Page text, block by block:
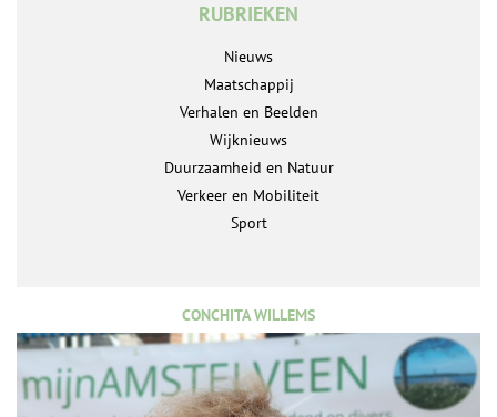
RUBRIEKEN
Nieuws
Maatschappij
Verhalen en Beelden
Wijknieuws
Duurzaamheid en Natuur
Verkeer en Mobiliteit
Sport
CONCHITA WILLEMS